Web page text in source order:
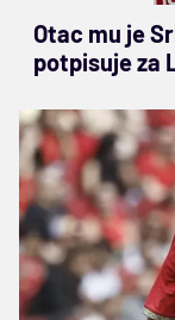
Otac mu je
potpisuje za